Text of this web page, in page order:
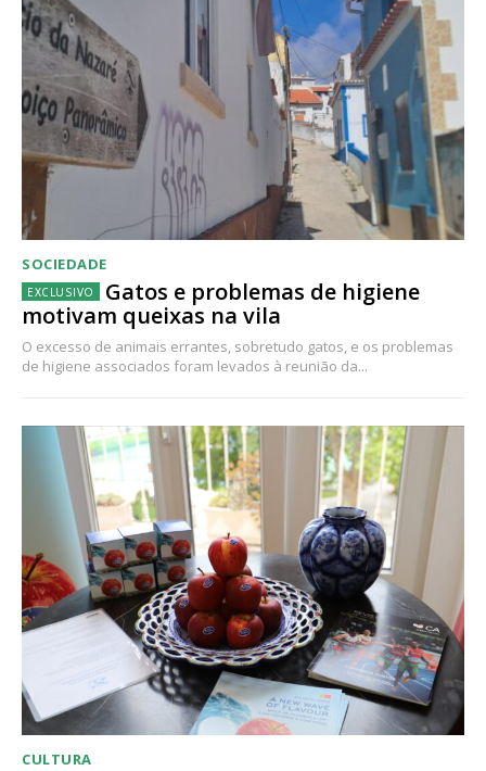
SOCIEDADE
Gatos e problemas de higiene
motivam queixas na vila
O excesso de animais errantes, sobretudo gatos, e os problemas
de higiene associados foram levados à reunião da...
CULTURA